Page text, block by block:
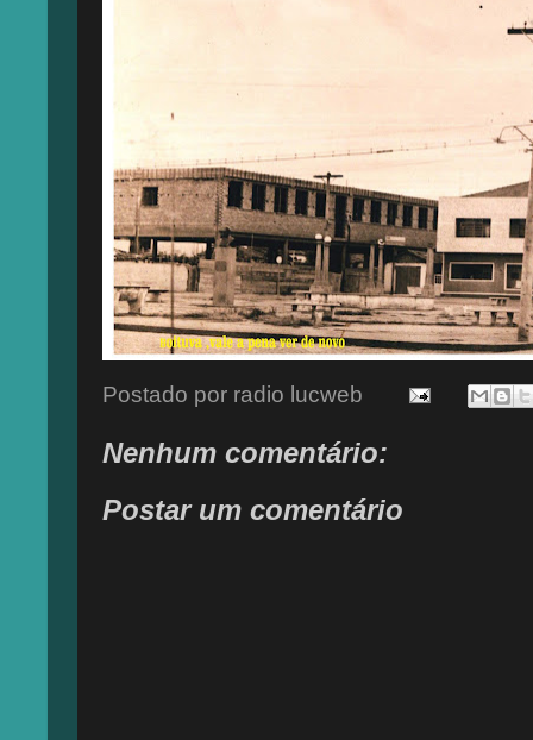
Postado por radio lucweb
Nenhum comentário:
Postar um comentário